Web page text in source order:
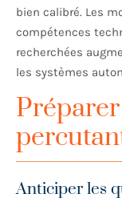
bien calibré. Les
compétences
recherchées
les systèmes
Anticiper les